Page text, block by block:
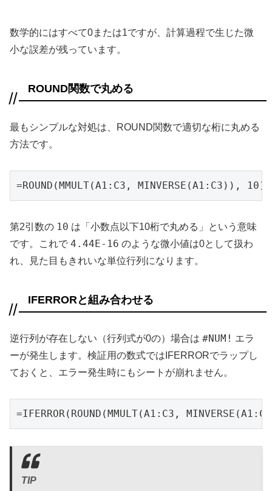
数学的にはすべて0または1ですが、計算過程で生じた微
小な誤差が残っています。
ROUND関数で丸める
最もシンプルな対処は、ROUND関数で適切な桁に丸める
方法です。
=ROUND(MMULT(A1:C3, MINVERSE(A1:C3)), 10)
第2引数の 10 は「小数点以下10桁で丸める」という意味
です。これで 4.44E-16 のような微小値は0として扱わ
れ、見た目もきれいな単位行列になります。
IFERRORと組み合わせる
逆行列が存在しない（行列式が0の）場合は #NUM! エラ
ーが発生します。検証用の数式ではIFERRORでラップし
ておくと、エラー発生時にもシートが崩れません。
=IFERROR(ROUND(MMULT(A1:C3,
TIP